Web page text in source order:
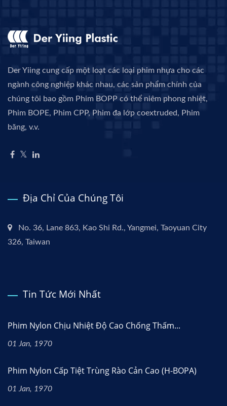
Der Yiing cung cấp một loạt các loại phim nhựa cho các
ngành công nghiệp khác nhau, các sản phẩm chính của
chúng tôi bao gồm Phim BOPP có thể niêm phong nhiệt,
Phim BOPE, Phim CPP, Phim đa lớp coextruded, Phim
băng, v.v.
Địa Chỉ Của Chúng Tôi
No. 36, Lane 863, Kao Shi Rd., Yangmei, Taoyuan City
326, Taiwan
Tin Tức Mới Nhất
Phim Nylon Chịu Nhiệt Độ Cao Chống Thấm...
01 Jan, 1970
Phim Nylon Cấp Tiệt Trùng Rào Cản Cao (H-BOPA)
01 Jan, 1970